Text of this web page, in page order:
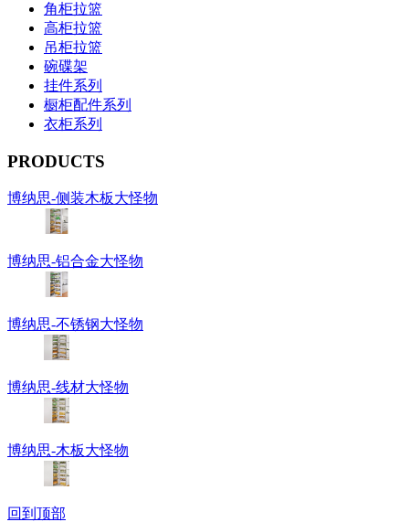
角柜拉篮
高柜拉篮
吊柜拉篮
碗碟架
挂件系列
橱柜配件系列
衣柜系列
PRODUCTS
博纳思-侧装木板大怪物
博纳思-铝合金大怪物
博纳思-不锈钢大怪物
博纳思-线材大怪物
博纳思-木板大怪物
回到顶部